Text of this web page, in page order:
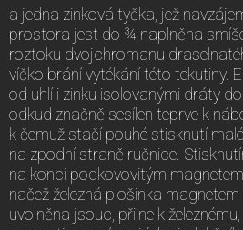
a jedna zinková tyčka, jež
prostora jest do ¾ naplněna
roztoku dvojchromanu
víčko brání vytékání této tekutiny.
od uhlí i zinku isolovanými dráty
odkud značně sesílen teprve k
k čemuž stačí pouhé stisknutí
na zpodní straně ručnice.
na konci podkovovitým
načež železná plošinka
uvolněna jsouc, přilne k